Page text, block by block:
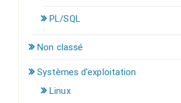
PL/SQL
Non classé
Systèmes d'exploitation
Linux